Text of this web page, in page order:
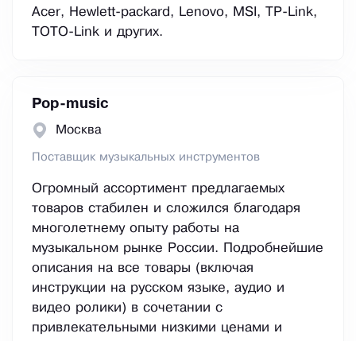
Acer, Hewlett-packard, Lenovo, MSI, TP-Link,
TOTO-Link и других.
Pop-music
Москва
Поставщик музыкальных инструментов
Огромный ассортимент предлагаемых
товаров стабилен и сложился благодаря
многолетнему опыту работы на
музыкальном рынке России. Подробнейшие
описания на все товары (включая
инструкции на русском языке, аудио и
видео ролики) в сочетании с
привлекательными низкими ценами и